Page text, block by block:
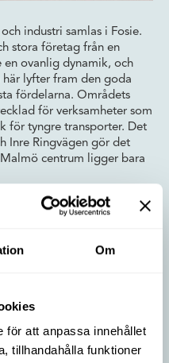
Om
för att anpassa innehållet
tillhandahålla funktioner
industri samlas i Fosie.
stora företag från en
en ovanlig dynamik, och
här lyfter fram den goda
fördelarna. Områdets
för verksamheter som
för tyngre transporter. Det
Inre Ringvägen gör det
centrum ligger bara